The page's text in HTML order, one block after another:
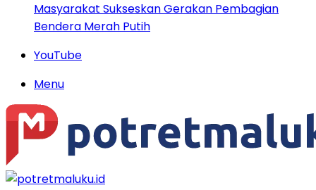
Masyarakat Sukseskan Gerakan Pembagian
Bendera Merah Putih
YouTube
Menu